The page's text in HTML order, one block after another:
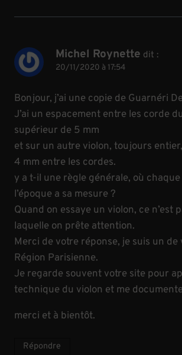
Michel Roynette dit :
20/11/2020 à 17:54
Bonjour, j’ai une copie de Guarnéri
J’ai un espacement entre les corde
supérieur de 5 mm
et sur un autre violon, toujours
4 mm entre les cordes.
y a t-il une règle générale, où
l’époque a sa mesure ?
Quand on essaye un violon, ce n’est
laquelle on prête attention.
Merci de votre réponse, je suis un de
Région Parisienne.
Je regarde souvent votre site pour
technique du violon et me
merci et à bientôt.
Répondre